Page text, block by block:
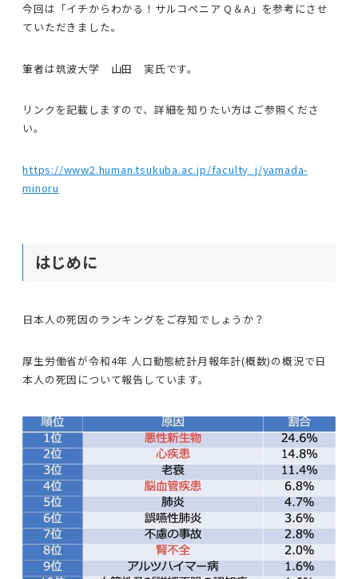
今回は「イチからわかる！サルコペニア Q＆A」を参考にさせ
ていただきました。
筆者は筑波大学 山田 実氏です。
リンクを記載しますので、詳細を知りたい方はご参照くださ
い。
https://www2.human.tsukuba.ac.jp/faculty_j/yamada-
minoru
はじめに
日本人の死因のランキングをご存知でしょうか？
厚生労働省が令和4年 人口動態統計月報年計(概数)の概況で日
本人の死因について報告しています。